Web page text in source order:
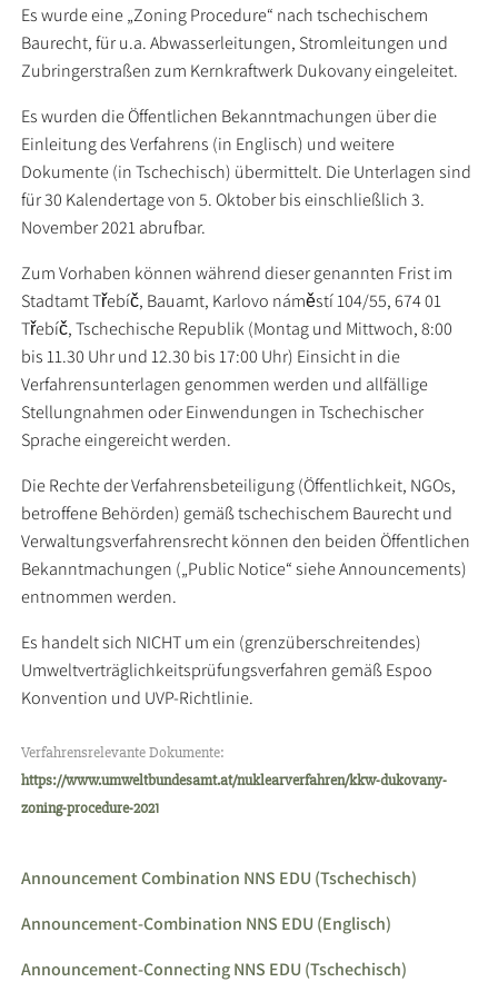
Es wurde eine „Zoning Procedure“ nach tschechischem
Baurecht, für u.a. Abwasserleitungen, Stromleitungen und
Zubringerstraßen zum Kernkraftwerk Dukovany eingeleitet.
Es wurden die Öffentlichen Bekanntmachungen über die
Einleitung des Verfahrens (in Englisch) und weitere
Dokumente (in Tschechisch) übermittelt. Die Unterlagen sind
für 30 Kalendertage von 5. Oktober bis einschließlich 3.
November 2021 abrufbar.
Zum Vorhaben können während dieser genannten Frist im
Stadtamt Třebíč, Bauamt, Karlovo náměstí 104/55, 674 01
Třebíč, Tschechische Republik (Montag und Mittwoch, 8:00
bis 11.30 Uhr und 12.30 bis 17:00 Uhr) Einsicht in die
Verfahrensunterlagen genommen werden und allfällige
Stellungnahmen oder Einwendungen in Tschechischer
Sprache eingereicht werden.
Die Rechte der Verfahrensbeteiligung (Öffentlichkeit, NGOs,
betroffene Behörden) gemäß tschechischem Baurecht und
Verwaltungsverfahrensrecht können den beiden Öffentlichen
Bekanntmachungen („Public Notice“ siehe Announcements)
entnommen werden.
Es handelt sich NICHT um ein (grenzüberschreitendes)
Umweltverträglichkeitsprüfungsverfahren gemäß Espoo
Konvention und UVP-Richtlinie.
Verfahrensrelevante Dokumente:
https://www.umweltbundesamt.at/nuklearverfahren/kkw-dukovany-
zoning-procedure-2021
Announcement Combination NNS EDU (Tschechisch)
Announcement-Combination NNS EDU (Englisch)
Announcement-Connecting NNS EDU (Tschechisch)